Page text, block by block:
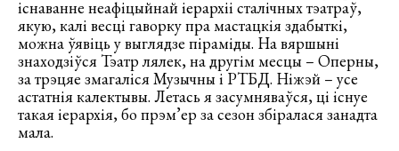
існаванне неафіцыйнай іерархіі сталічных тэатраў,
якую, калі весці гаворку пра мастацкія здабыткі,
можна ўявіць у выглядзе піраміды. На вяршыні
знаходзіўся Тэатр лялек, на другім месцы – Оперны,
за трэцяе змагаліся Музычны і РТБД. Ніжэй – усе
астатнія калектывы. Летась я засумняваўся, ці існуе
такая іерархія, бо прэм’ер за сезон збіралася занадта
мала.